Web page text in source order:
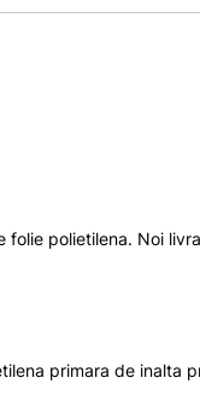
polietilena. Noi
primara de inalta